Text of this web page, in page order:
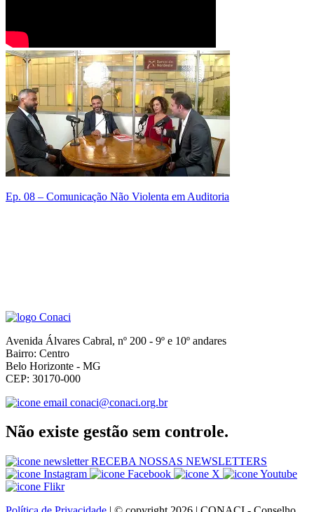
Ep. 08 – Comunicação Não Violenta em Auditoria
Avenida Álvares Cabral, nº 200 - 9º e 10º andares
Bairro: Centro
Belo Horizonte - MG
CEP: 30170-000
conaci@conaci.org.br
Não existe gestão sem controle.
RECEBA NOSSAS NEWSLETTERS